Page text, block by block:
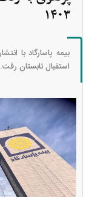
۱۴۰۳
بیمه پاسارگاد با
استقبال تابستان رفت.